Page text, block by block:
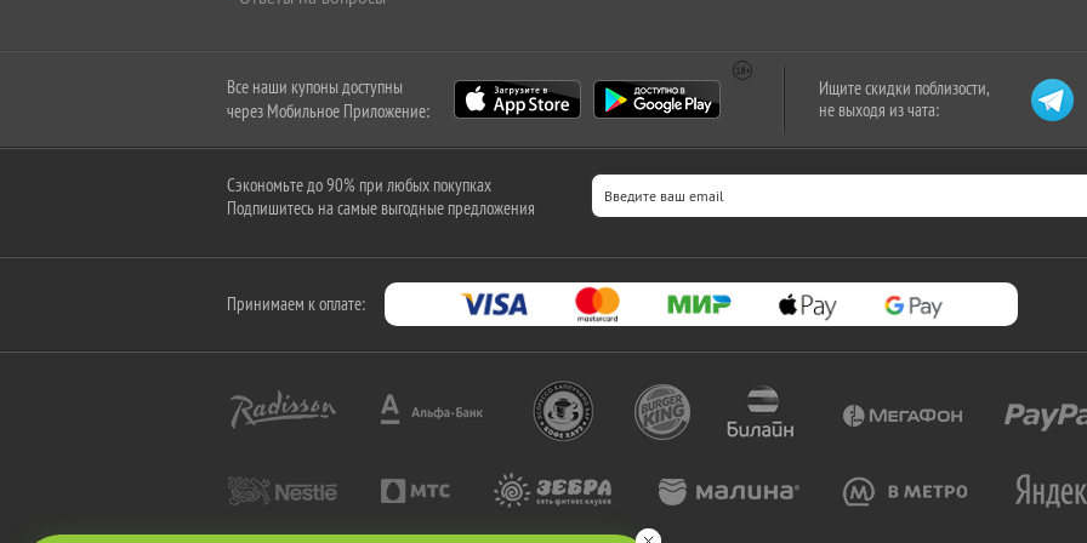
Все наши купоны доступны
через Мобильное Приложение:
Ищите скидки поблизости,
не выходя из чата:
Сэкономьте до 90% при любых покупках
Подпишитесь на самые выгодные предложения
Принимаем к оплате: